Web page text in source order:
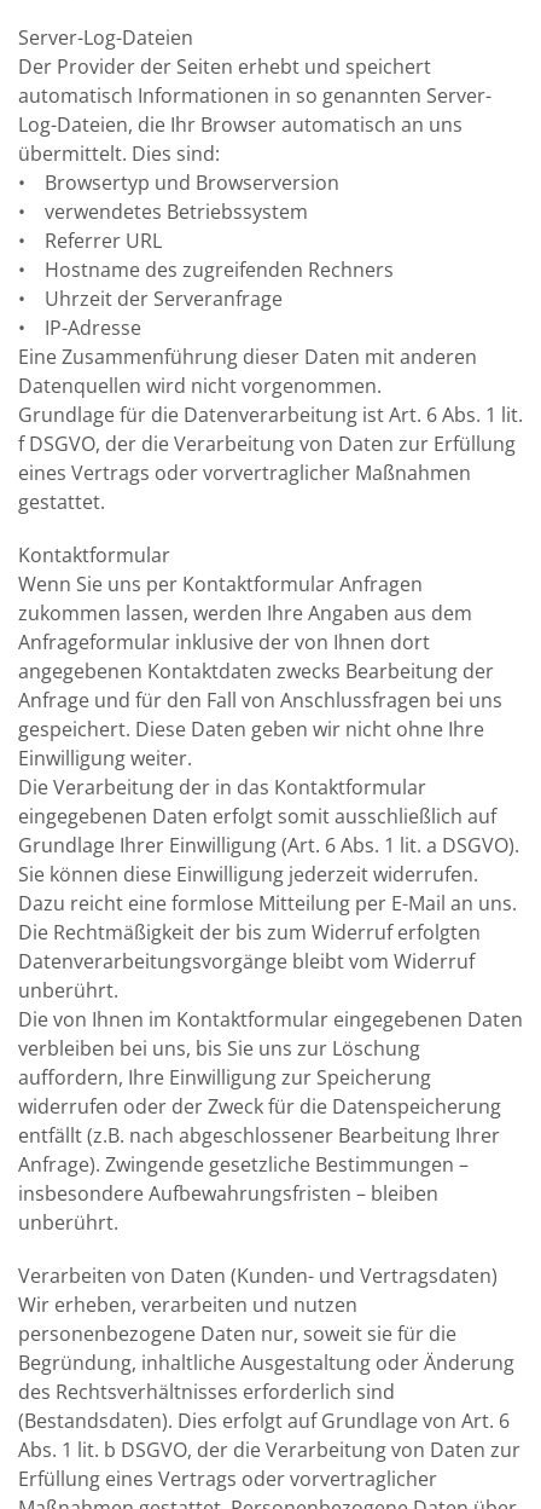
Server-Log-Dateien
Der Provider der Seiten erhebt und speichert
automatisch Informationen in so genannten Server-
Log-Dateien, die Ihr Browser automatisch an uns
übermittelt. Dies sind:
• Browsertyp und Browserversion
• verwendetes Betriebssystem
• Referrer URL
• Hostname des zugreifenden Rechners
• Uhrzeit der Serveranfrage
• IP-Adresse
Eine Zusammenführung dieser Daten mit anderen
Datenquellen wird nicht vorgenommen.
Grundlage für die Datenverarbeitung ist Art. 6 Abs. 1 lit.
f DSGVO, der die Verarbeitung von Daten zur Erfüllung
eines Vertrags oder vorvertraglicher Maßnahmen
gestattet.
Kontaktformular
Wenn Sie uns per Kontaktformular Anfragen
zukommen lassen, werden Ihre Angaben aus dem
Anfrageformular inklusive der von Ihnen dort
angegebenen Kontaktdaten zwecks Bearbeitung der
Anfrage und für den Fall von Anschlussfragen bei uns
gespeichert. Diese Daten geben wir nicht ohne Ihre
Einwilligung weiter.
Die Verarbeitung der in das Kontaktformular
eingegebenen Daten erfolgt somit ausschließlich auf
Grundlage Ihrer Einwilligung (Art. 6 Abs. 1 lit. a DSGVO).
Sie können diese Einwilligung jederzeit widerrufen.
Dazu reicht eine formlose Mitteilung per E-Mail an uns.
Die Rechtmäßigkeit der bis zum Widerruf erfolgten
Datenverarbeitungsvorgänge bleibt vom Widerruf
unberührt.
Die von Ihnen im Kontaktformular eingegebenen Daten
verbleiben bei uns, bis Sie uns zur Löschung
auffordern, Ihre Einwilligung zur Speicherung
widerrufen oder der Zweck für die Datenspeicherung
entfällt (z.B. nach abgeschlossener Bearbeitung Ihrer
Anfrage). Zwingende gesetzliche Bestimmungen –
insbesondere Aufbewahrungsfristen – bleiben
unberührt.
Verarbeiten von Daten (Kunden- und Vertragsdaten)
Wir erheben, verarbeiten und nutzen
personenbezogene Daten nur, soweit sie für die
Begründung, inhaltliche Ausgestaltung oder Änderung
des Rechtsverhältnisses erforderlich sind
(Bestandsdaten). Dies erfolgt auf Grundlage von Art. 6
Abs. 1 lit. b DSGVO, der die Verarbeitung von Daten zur
Erfüllung eines Vertrags oder vorvertraglicher